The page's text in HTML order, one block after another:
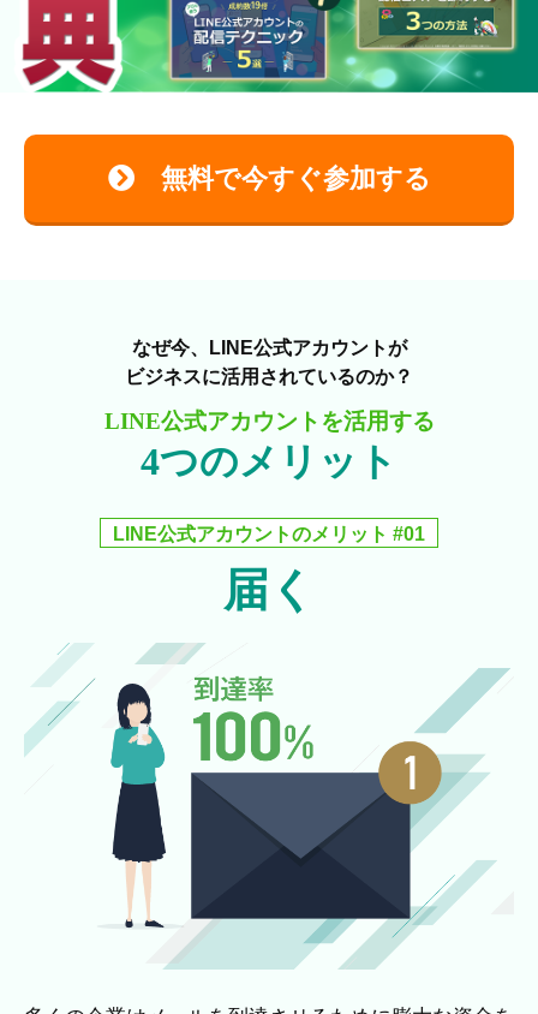
無料で今すぐ参加する
なぜ今、LINE公式アカウントが
ビジネスに活用されているのか？
LINE公式アカウントを活用する
4つのメリット
LINE公式アカウントのメリット #01
届く